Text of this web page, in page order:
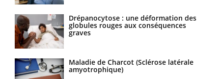
Drépanocytose : une déformation des
globules rouges aux conséquences
graves
Maladie de Charcot (Sclérose latérale
amyotrophique)